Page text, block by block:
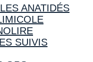
ANATIDÉS
SUIVIS